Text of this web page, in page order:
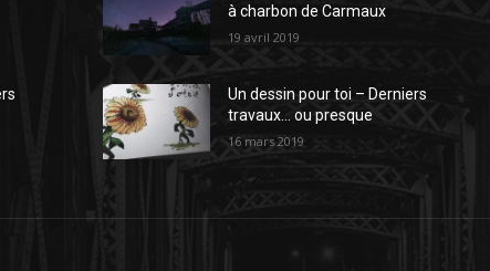
à charbon de Carmaux
19 avril 2019
Un dessin pour toi – Derniers
travaux… ou presque
16 mars 2019